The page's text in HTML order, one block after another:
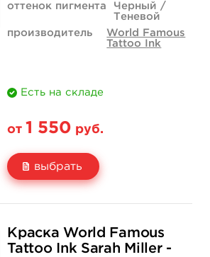
оттенок пигмента
Черный /
Теневой
производитель
World Famous
Tattoo Ink
Есть на складе
от 1 550 руб.
выбрать
1 550 руб. 4 400 руб.
Краска World Famous
Tattoo Ink Sarah Miller -